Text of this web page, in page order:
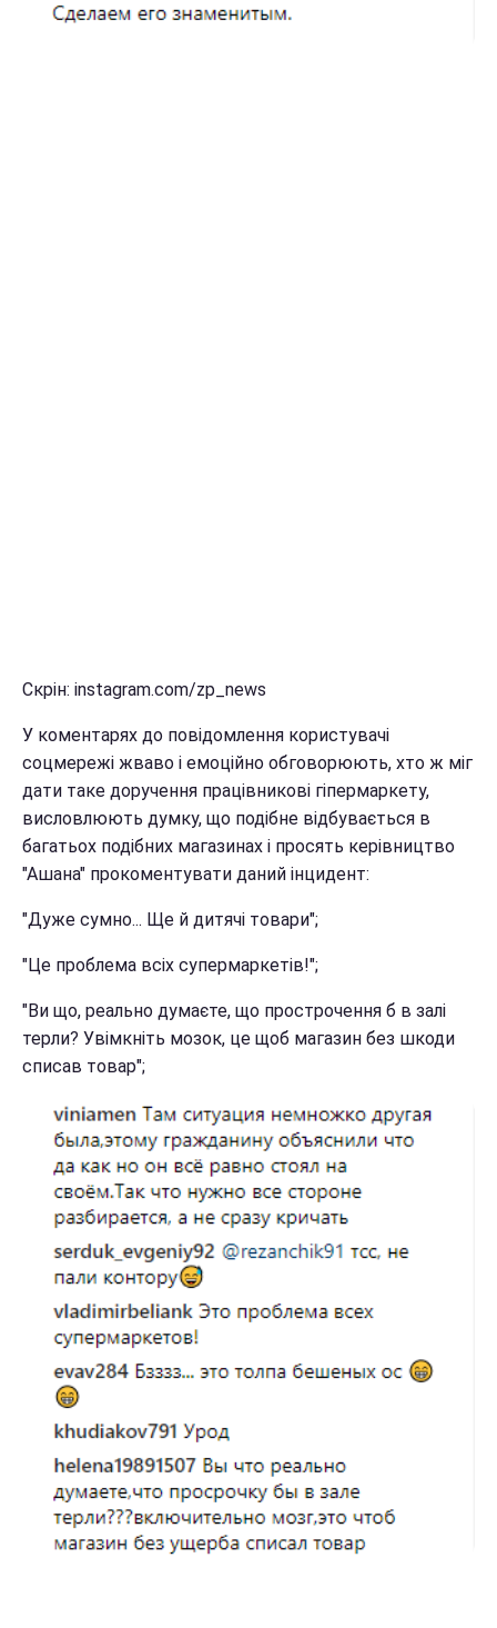
Скрін: instagram.com/zp_news
У коментарях до повідомлення користувачі
соцмережі жваво і емоційно обговорюють, хто ж міг
дати таке доручення працівникові гіпермаркету,
висловлюють думку, що подібне відбувається в
багатьох подібних магазинах і просять керівництво
"Ашана" прокоментувати даний інцидент:
"Дуже сумно... Ще й дитячі товари";
"Це проблема всіх супермаркетів!";
"Ви що, реально думаєте, що прострочення б в залі
терли? Увімкніть мозок, це щоб магазин без шкоди
списав товар";